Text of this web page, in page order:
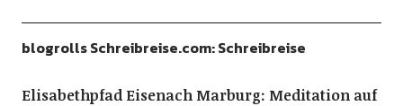
blogrolls Schreibreise.com: Schreibreise
Elisabethpfad Eisenach Marburg: Meditation auf